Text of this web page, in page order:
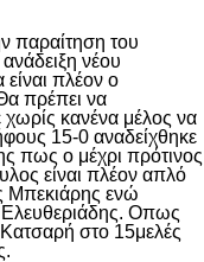
παραίτηση του
νέου
πλέον ο
πρέπει να
κανένα μέλος να
15-0 αναδείχθηκε
πως ο μέχρι πρότινος
είναι πλέον απλό
Μπεκιάρης ενώ
Ελευθεριάδης. Οπως
στο 15μελές